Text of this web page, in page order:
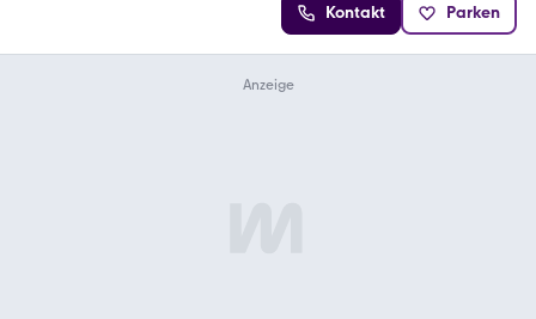
Kontakt Parken